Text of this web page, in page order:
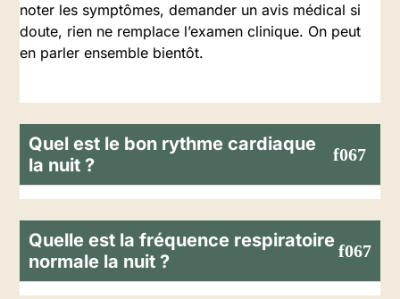
noter les symptômes, demander un avis médical si
doute, rien ne remplace l’examen clinique. On peut
en parler ensemble bientôt.
Quel est le bon rythme cardiaque
la nuit ?
Quelle est la fréquence respiratoire
normale la nuit ?